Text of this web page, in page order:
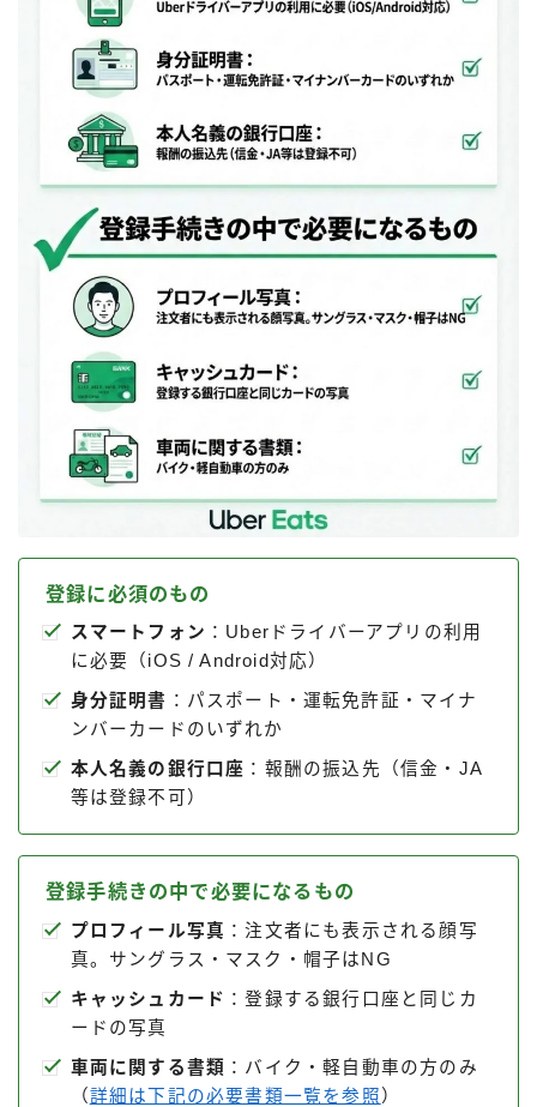
登録に必須のもの
スマートフォン ：Uberドライバーアプリの利用
に必要（iOS / Android対応）
身分証明書 ：パスポート・運転免許証・マイナ
ンバーカードのいずれか
本人名義の銀行口座 ：報酬の振込先（信金・JA
等は登録不可）
登録手続きの中で必要になるもの
プロフィール写真 ：注文者にも表示される顔写
真。サングラス・マスク・帽子はNG
キャッシュカード ：登録する銀行口座と同じカ
ードの写真
車両に関する書類 ：バイク・軽自動車の方のみ
（詳細は下記の必要書類一覧を参照 ）